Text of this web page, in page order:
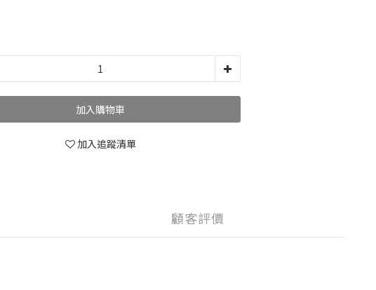
加入購物車
加入追蹤清單
顧客評價